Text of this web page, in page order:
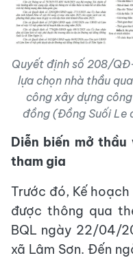
Quyết định số 208/
lựa chọn nhà thầu
công xây dựng
đồng (Đồng Suối Le
Diễn biến mở
tham gia
Trước đó, Kế
được thông qua
BQL ngày 22/04/
xã Lâm Sơn. Đến